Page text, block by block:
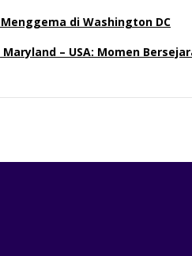
di Washington DC
– USA: Momen